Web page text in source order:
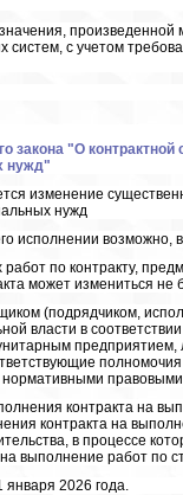
с учетом
"О контрактной
нужд"
изменение
нужд
исполнении возможно,
по контракту,
может измениться
(подрядчиком,
власти в
контракта на
контракта на
в процессе
выполнение работ по
января 2026 года.